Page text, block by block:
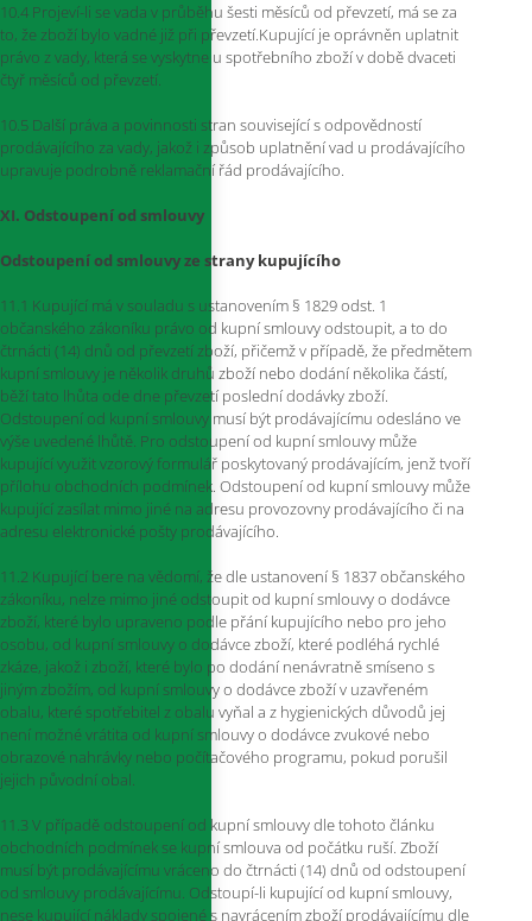
10.4 Projeví-li se vada v průběhu šesti měsíců od převzetí, má se za
to, že zboží bylo vadné již při převzetí.Kupující je oprávněn uplatnit
právo z vady, která se vyskytne u spotřebního zboží v době dvaceti
čtyř měsíců od převzetí.
10.5 Další práva a povinnosti stran související s odpovědností
prodávajícího za vady, jakož i způsob uplatnění vad u prodávajícího
upravuje podrobně reklamační řád prodávajícího.
XI. Odstoupení od smlouvy
Odstoupení od smlouvy ze strany kupujícího
11.1 Kupující má v souladu s ustanovením § 1829 odst. 1
občanského zákoníku právo od kupní smlouvy odstoupit, a to do
čtrnácti (14) dnů od převzetí zboží, přičemž v případě, že předmětem
kupní smlouvy je několik druhů zboží nebo dodání několika částí,
běží tato lhůta ode dne převzetí poslední dodávky zboží.
Odstoupení od kupní smlouvy musí být prodávajícímu odesláno ve
výše uvedené lhůtě. Pro odstoupení od kupní smlouvy může
kupující využit vzorový formulář poskytovaný prodávajícím, jenž tvoří
přílohu obchodních podmínek. Odstoupení od kupní smlouvy může
kupující zasílat mimo jiné na adresu provozovny prodávajícího či na
adresu elektronické pošty prodávajícího.
11.2 Kupující bere na vědomí, že dle ustanovení § 1837 občanského
zákoníku, nelze mimo jiné odstoupit od kupní smlouvy o dodávce
zboží, které bylo upraveno podle přání kupujícího nebo pro jeho
osobu, od kupní smlouvy o dodávce zboží, které podléhá rychlé
zkáze, jakož i zboží, které bylo po dodání nenávratně smíseno s
jiným zbožím, od kupní smlouvy o dodávce zboží v uzavřeném
obalu, které spotřebitel z obalu vyňal a z hygienických důvodů jej
není možné vrátita od kupní smlouvy o dodávce zvukové nebo
obrazové nahrávky nebo počítačového programu, pokud porušil
jejich původní obal.
11.3 V případě odstoupení od kupní smlouvy dle tohoto článku
obchodních podmínek se kupní smlouva od počátku ruší. Zboží
musí být prodávajícímu vráceno do čtrnácti (14) dnů od odstoupení
od smlouvy prodávajícímu. Odstoupí-li kupující od kupní smlouvy,
nese kupující náklady spojené s navrácením zboží prodávajícímu dle